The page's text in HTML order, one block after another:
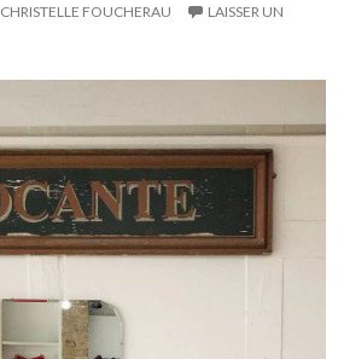
CHRISTELLE FOUCHERAU
LAISSER UN